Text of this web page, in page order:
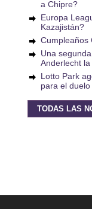
a Chipre?
Europa
Kazajistán?
Cumpleaños
Una
Anderlecht
Lotto Park
para el
TODAS LAS